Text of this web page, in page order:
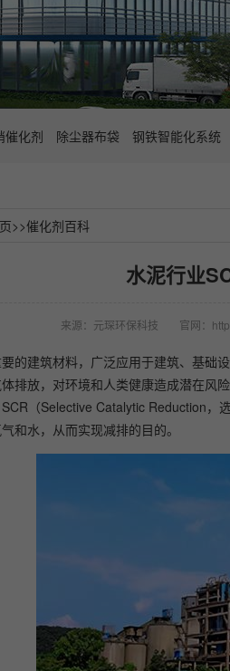
催化剂 除尘器布袋 钢铁智能化系统
>>催化剂百科
水泥行业
来源：元琛环保科技 官网：
的建筑材料，广泛应用于建筑、基础
体排放，对环境和人类健康造成潜在
（Selective Catalytic Reduction，
和水，从而实现减排的目的。